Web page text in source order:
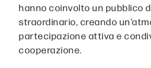
hanno coinvolto un pubblico
straordinario, creando
partecipazione attiva e
cooperazione.